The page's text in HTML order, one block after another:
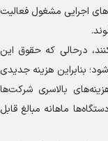
اجرایی مشغول فعالیت
درحالی که حقوق این
بنابراین هزینه جدیدی
بالاسری شرکت‌ها
ماهانه مبالغ قابل